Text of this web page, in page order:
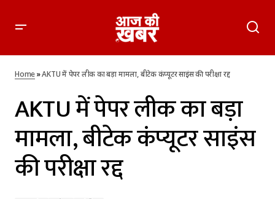
AKTU में पेपर लीक का बड़ा मामला, बीटेक कंप्यूटर साइंस की परीक्षा रद्द
Home»AKTU में पेपर लीक का बड़ा मामला, बीटेक कंप्यूटर साइंस की परीक्षा रद्द
AKTU में पेपर लीक का बड़ा
मामला, बीटेक कंप्यूटर साइंस
की परीक्षा रद्द